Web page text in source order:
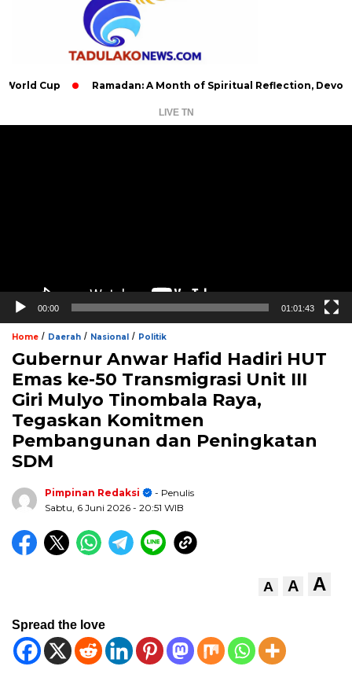
Ramadan: A Month of Spiritual Reflection, Devotion, and
LIVE TN
00:00 01:01:43
Home / Daerah / Nasional / Politik
Gubernur Anwar Hafid Hadiri HUT
Emas ke-50 Transmigrasi Unit III
Giri Mulyo Tinombala Raya,
Tegaskan Komitmen
Pembangunan dan Peningkatan
SDM
Pimpinan Redaksi
- Penulis
Sabtu, 6 Juni 2026 - 20:51 WIB
A A A
Spread the love